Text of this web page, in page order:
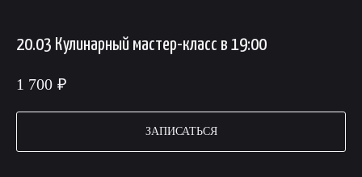
20.03 Кулинарный мастер-класс в 19:00
1 700 ₽
ЗАПИСАТЬСЯ